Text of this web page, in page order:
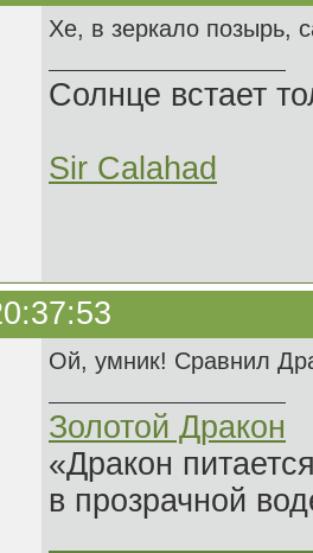
Хе, в зеркало позырь,
Солнце встает
Sir Calahad
Ой, умник! Сравнил
Золотой Дракон
«Дракон
в прозрачной